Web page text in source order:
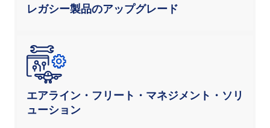
レガシー製品のアップグレード
エアライン・フリート・マネジメント・ソリ
ューション